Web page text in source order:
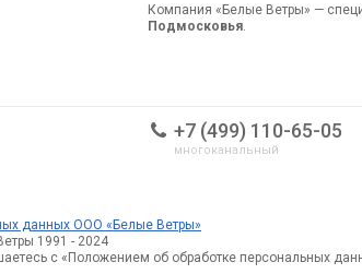
Компания «Белые Ветры» —
Подмосковья
+7 (499) 110-65-05
многоканальный
данных ООО «Белые Ветры»
1991 - 2024
с «Положением об обработке персональных